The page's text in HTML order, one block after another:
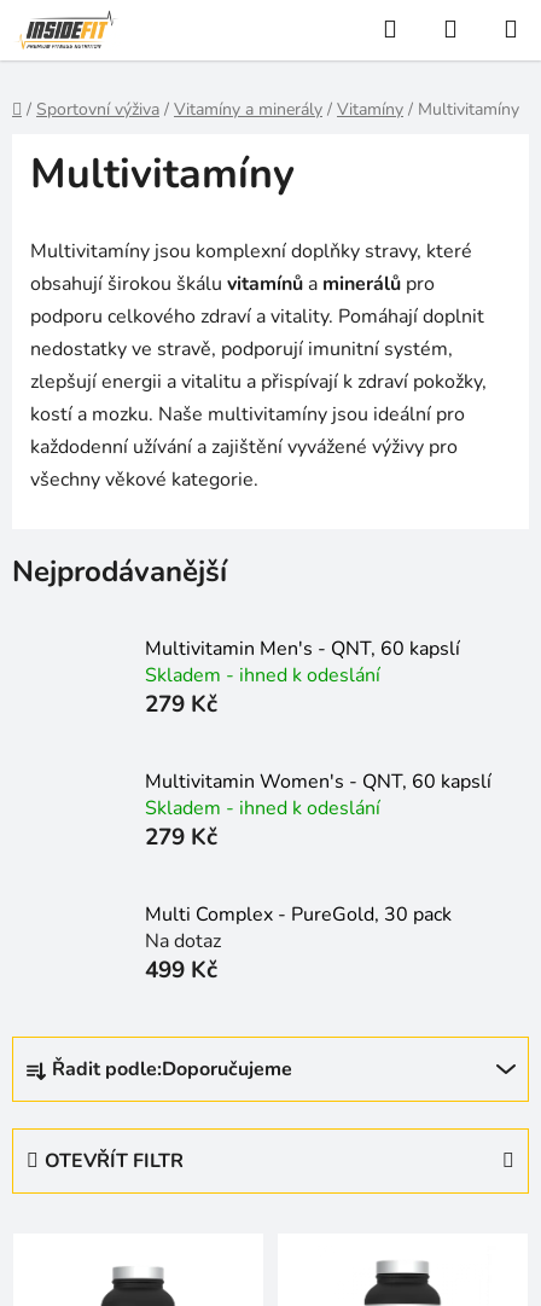
Přejít
na
obsah
Hledat
KOŠÍK
Domů
/ Sportovní výživa / Vitamíny a minerály / Vitamíny / Multivitamíny
Multivitamíny
Multivitamíny jsou komplexní doplňky stravy, které
obsahují širokou škálu vitamínů a minerálů pro
podporu celkového zdraví a vitality. Pomáhají doplnit
nedostatky ve stravě, podporují imunitní systém,
zlepšují energii a vitalitu a přispívají k zdraví pokožky,
kostí a mozku. Naše multivitamíny jsou ideální pro
každodenní užívání a zajištění vyvážené výživy pro
všechny věkové kategorie.
Nejprodávanější
Multivitamin Men's - QNT, 60 kapslí
Skladem - ihned k odeslání
279 Kč
Multivitamin Women's - QNT, 60 kapslí
Skladem - ihned k odeslání
279 Kč
Multi Complex - PureGold, 30 pack
Na dotaz
499 Kč
Ř
z
Řadit podle:Doporučujeme
OTEVŘÍT FILTR